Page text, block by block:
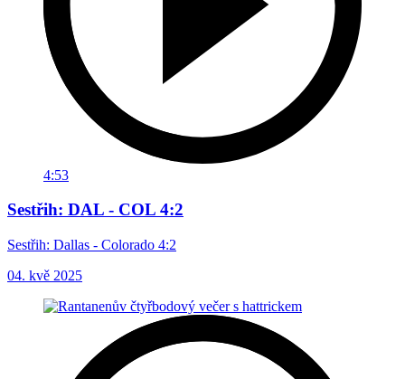
4:53
Sestřih: DAL - COL 4:2
Sestřih: Dallas - Colorado 4:2
04. kvě 2025